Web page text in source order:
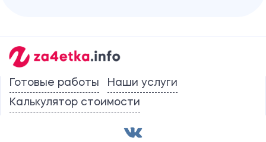
Готовые работы
Наши услуги
Калькулятор стоимости